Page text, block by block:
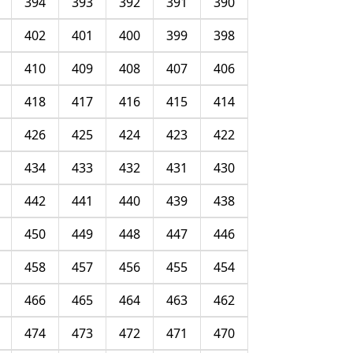
398
399
400
401
402
406
407
408
409
410
414
415
416
417
418
422
423
424
425
426
430
431
432
433
434
438
439
440
441
442
446
447
448
449
450
454
455
456
457
458
462
463
464
465
466
470
471
472
473
474